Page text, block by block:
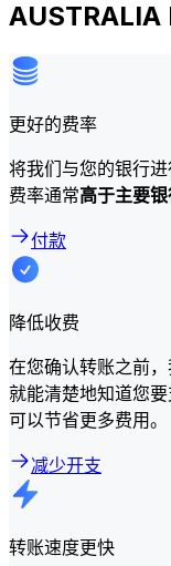
AUSTRALIA
更好的费率
将我们与您的银行
费率通常高于主要
付款
降低收费
在您确认转账之前
就能清楚地知道您
可以节省更多费用。
减少开支
转账速度更快